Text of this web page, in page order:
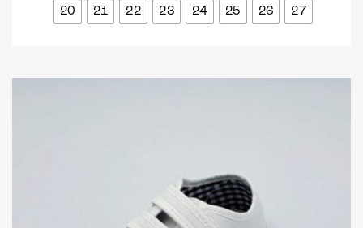
20 21 22 23 24 25 26 27